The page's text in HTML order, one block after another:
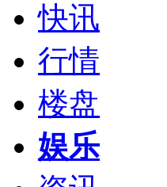
快讯
行情
楼盘
娱乐